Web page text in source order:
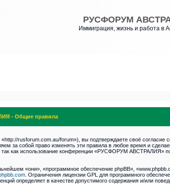
РУСФОРУМ
Иммиграция, жизнь и работа в
- Общие правила
forum»), вы подтверждаете своё согласие
собой право изменять эти правила в любое время и
как использование конференции «РУСФОРУМ АВСТРАЛИЯ»
«они», «программное обеспечение phpBB»,
. Ограничения лицензии GPL для программного
определяет в качестве допустимого содержания и/или